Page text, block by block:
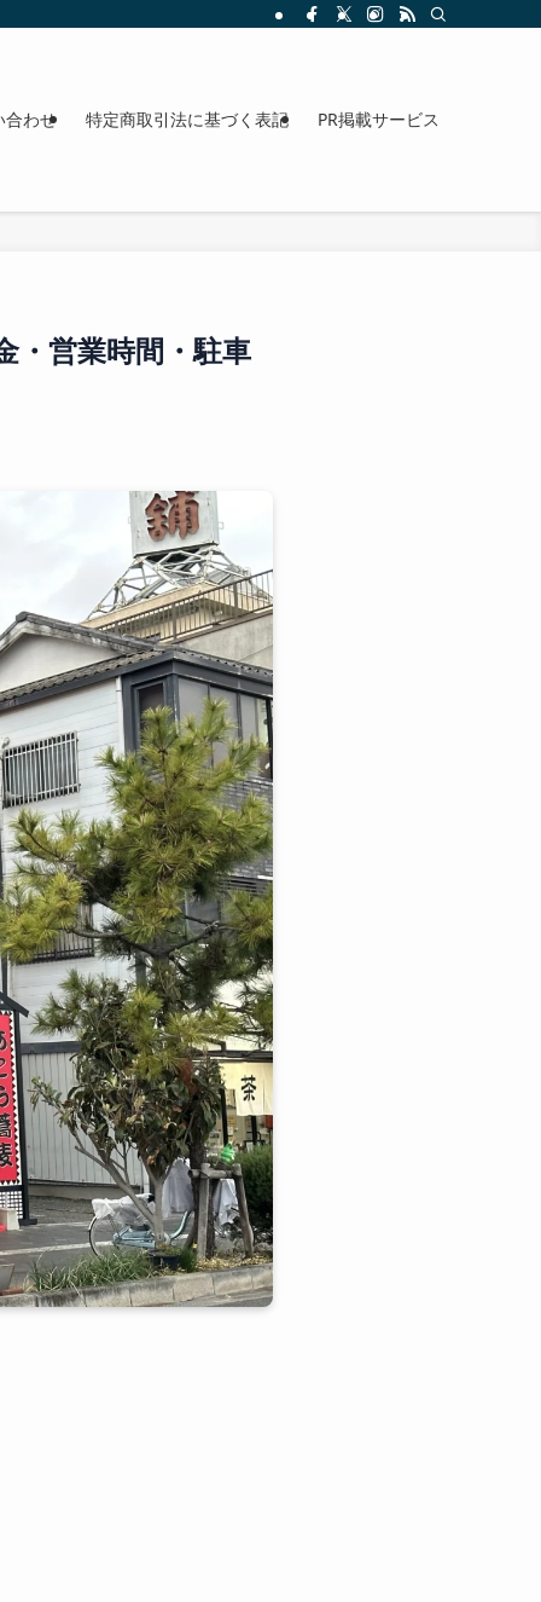
料金、駐車場、アクセスも確認できます。
合わせ 特定商取引法に基づく表記 PR掲載サービス
・営業時間・駐車